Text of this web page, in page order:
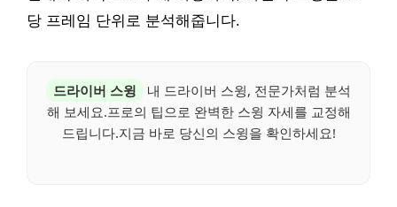
당 프레임 단위로 분석해줍니다.
드라이버 스윙
내 드라이버 스윙, 전문가처럼 분석
해 보세요.프로의 팁으로 완벽한 스윙 자세를 교정해
드립니다.지금 바로 당신의 스윙을 확인하세요!